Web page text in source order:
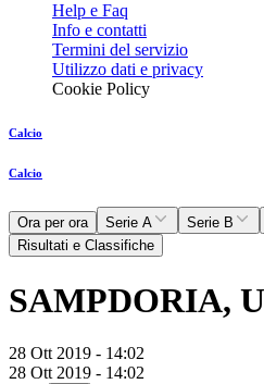
Help e Faq
Info e contatti
Termini del servizio
Utilizzo dati e privacy
Cookie Policy
Calcio
Calcio
Ora per ora Serie A Serie B
Risultati e Classifiche
SAMPDORIA,
28 Ott 2019 - 14:02
28 Ott 2019 - 14:02